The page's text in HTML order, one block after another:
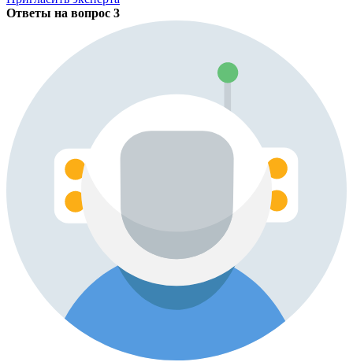
Ответы на вопрос 3